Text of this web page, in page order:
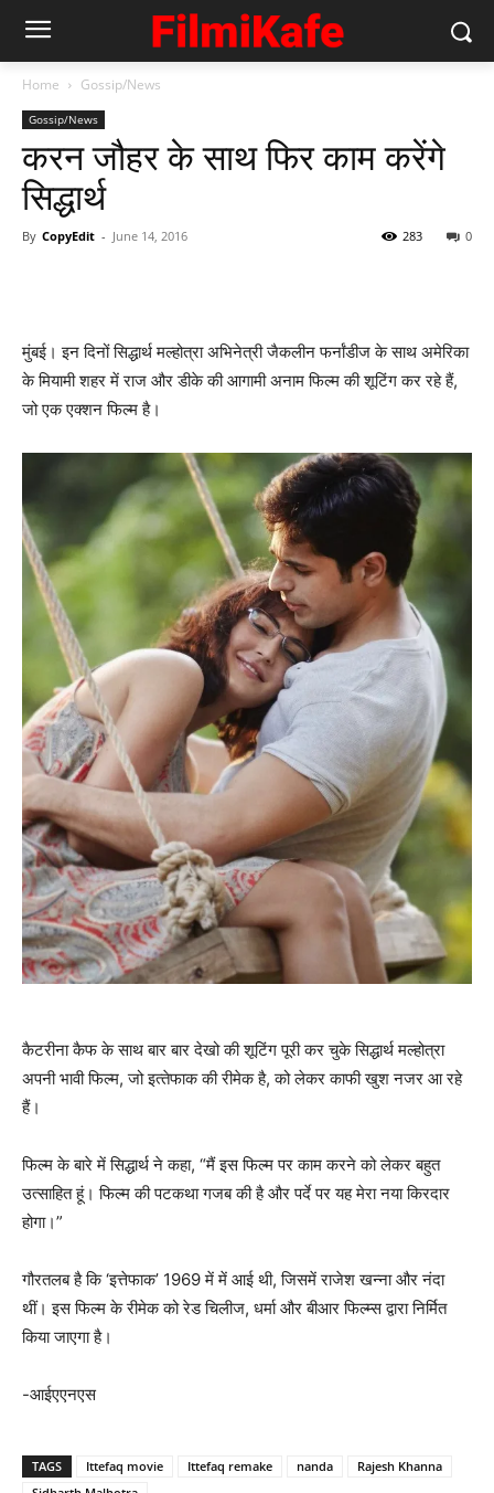
Home Gossip/News
Gossip/News
करन जौहर के साथ फिर काम करेंगे
सिद्धार्थ
By CopyEdit - June 14, 2016 0
283
मुंबई। इन दिनों सिद्धार्थ मल्‍होत्रा अभिनेत्री जैकलीन फर्नांडीज के साथ अमेरिका
के मियामी शहर में राज और डीके की आगामी अनाम फिल्म की शूटिंग कर रहे हैं,
जो एक एक्‍शन फिल्‍म है।
कैटरीना कैफ के साथ बार बार देखो की शूटिंग पूरी कर चुके सिद्धार्थ मल्‍होत्रा
अपनी भावी फिल्‍म, जो इत्‍तेफाक की रीमेक है, को लेकर काफी खुश नजर आ रहे
हैं।
फिल्म के बारे में सिद्धार्थ ने कहा, “मैं इस फिल्म पर काम करने को लेकर बहुत
उत्साहित हूं। फिल्म की पटकथा गजब की है और पर्दे पर यह मेरा नया किरदार
होगा।”
गौरतलब है कि ‘इत्तेफाक’ 1969 में में आई थी, जिसमें राजेश खन्ना और नंदा
थीं। इस फिल्‍म के रीमेक को रेड चिलीज, धर्मा और बीआर फिल्म्स द्वारा निर्मित
किया जाएगा है।
-आईएएनएस
TAGS Ittefaq movie Ittefaq remake nanda
Rajesh Khanna